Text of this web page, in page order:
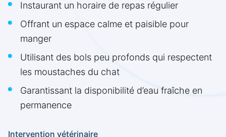
Instaurant un horaire de repas régulier
Offrant un espace calme et paisible pour
manger
Utilisant des bols peu profonds qui respectent
les moustaches du chat
Garantissant la disponibilité d’eau fraîche en
permanence
Intervention vétérinaire